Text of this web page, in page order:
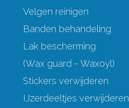
Velgen reinigen
Banden behandeling
Lak bescherming
(Wax guard - Waxoyl)
Stickers verwijderen
IJzerdeeltjes verwijderen